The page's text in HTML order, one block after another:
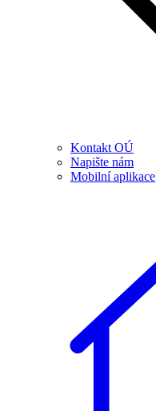
Kontakt OÚ
Napište nám
Mobilní aplikace